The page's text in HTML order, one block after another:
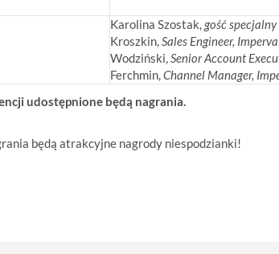
Karolina Szostak,gość
Kroszkin,Sales Engineer, Imperva
Wodziński,Senior Account
Ferchmin,Channel Manager,
udostępnione będą nagrania.
będą atrakcyjne nagrody niespodzianki!